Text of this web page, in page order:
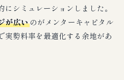
シミュレーションしました。
が広いのがメンターキャピタル
実勢料率を最適化する余地があ